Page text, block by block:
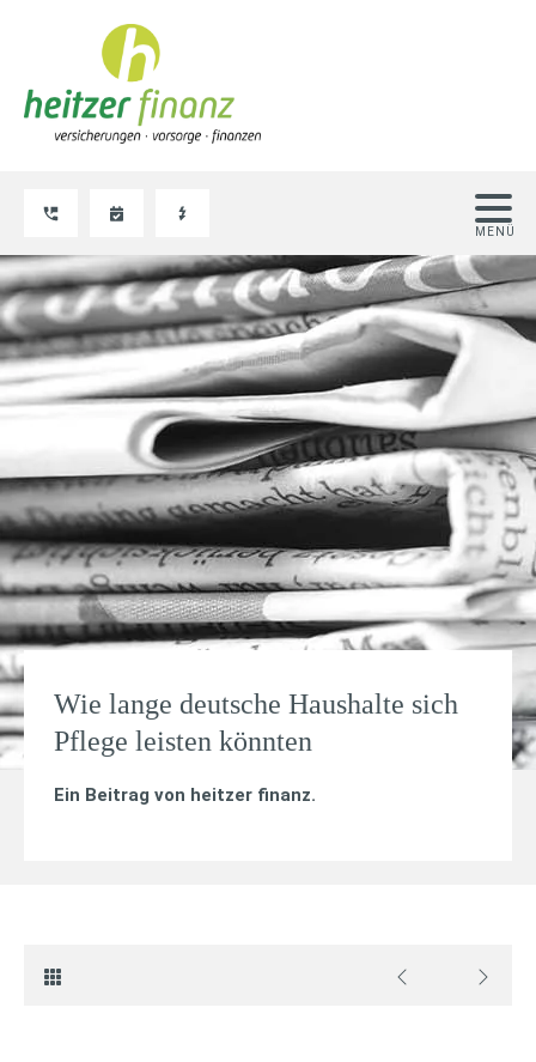
Wie lange deutsche Haushalte sich
Pflege leisten könnten
Ein Beitrag von heitzer finanz.